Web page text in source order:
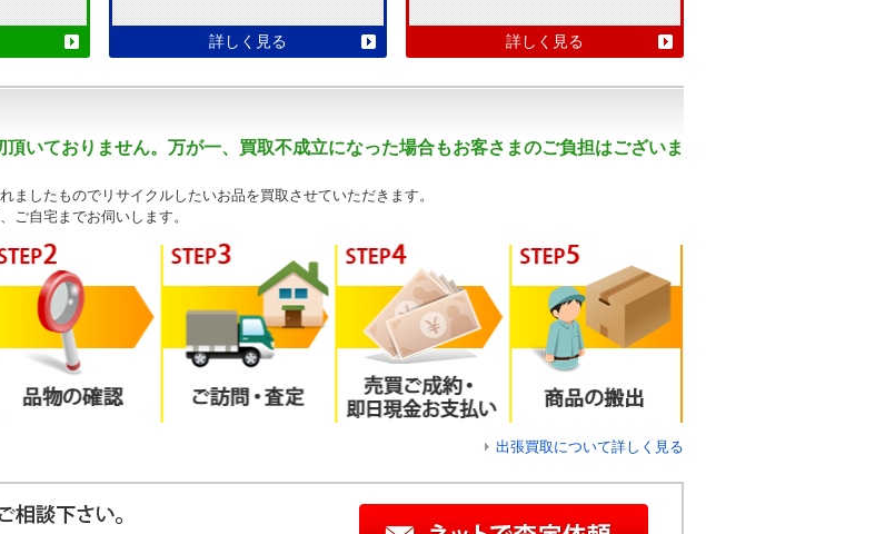
詳しく見る 詳しく見る
頂いておりません。万が一、買取不成立になった場合もお客さまのご負担はございま
ましたものでリサイクルしたいお品を買取させていただきます。
ご自宅までお伺いします。
出張買取について詳しく見る